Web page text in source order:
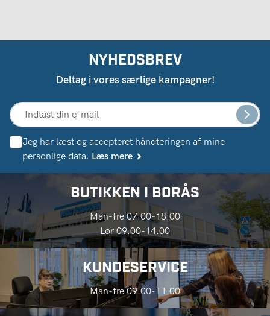
NYHEDSBREV
Deltag i vores særlige kampagner!
Jeg har læst og accepteret håndteringen af ​​mine
personlige data. Læs mere
BUTIKKEN I BORÅS
Man-fre 07.00-18.00
Lør 09.00-14.00
KUNDESERVICE
Man-fre 09.00-11.00